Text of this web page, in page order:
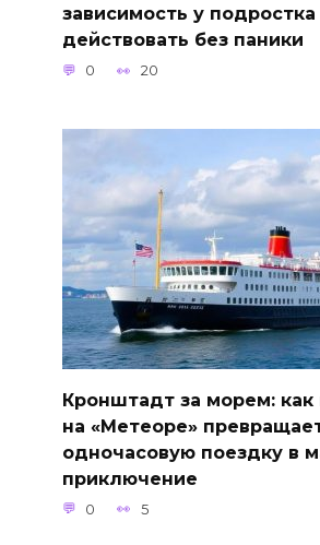
зависимость у подростка
действовать без паники
0 20
Кронштадт за морем: как
на «Метеоре»
одночасовую поездку в
приключение
0 5